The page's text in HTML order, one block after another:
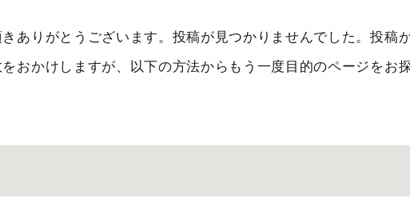
ありがとうございます。投稿が見つかりませんでした。投稿
おかけしますが、以下の方法からもう一度目的のページをお